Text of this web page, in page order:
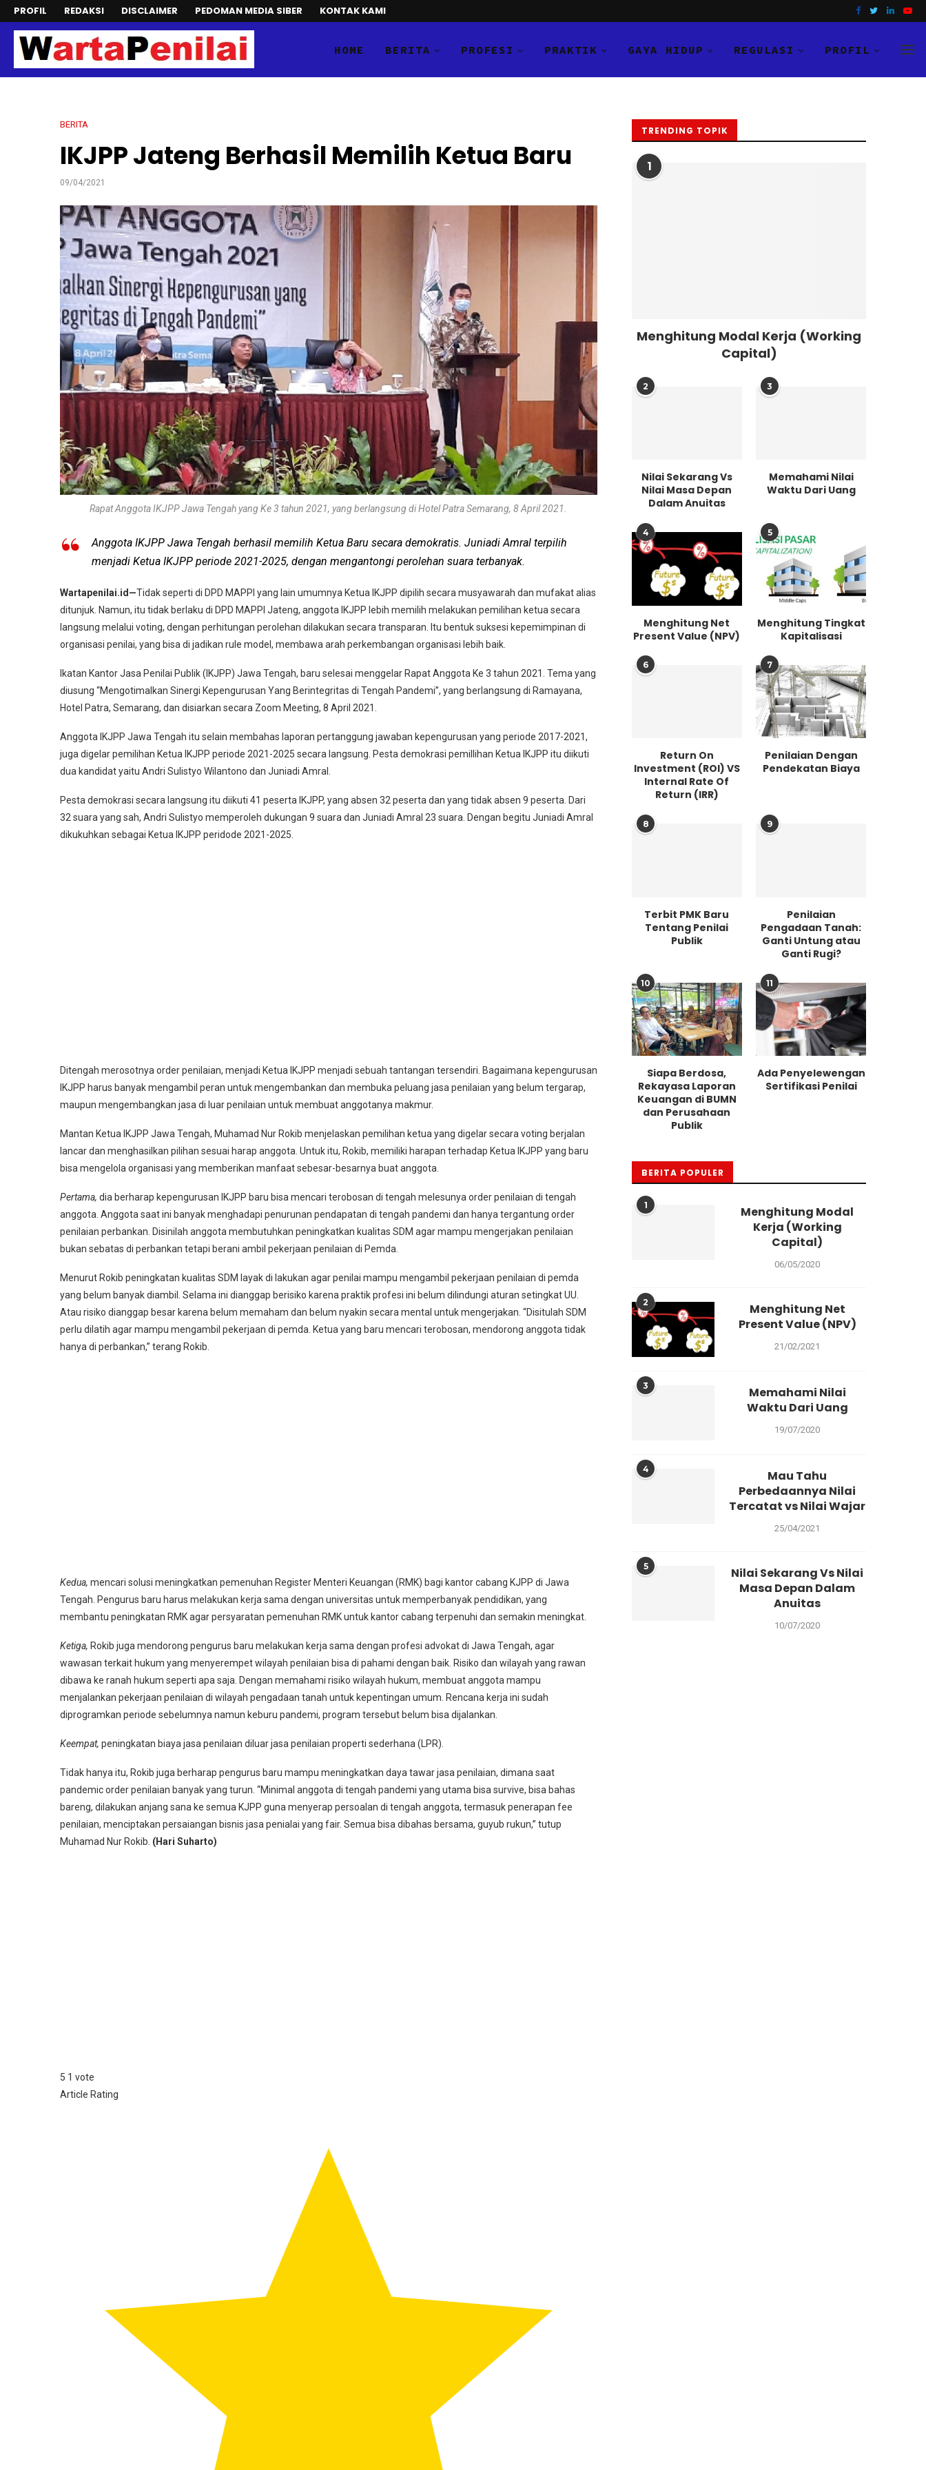
PROFIL REDAKSI DISCLAIMER PEDOMAN MEDIA SIBER KONTAK KAMI
HOME BERITA PROFESI PRAKTIK GAYA HIDUP REGULASI PROFIL
BERITA
IKJPP Jateng Berhasil Memilih Ketua Baru
09/04/2021
Rapat Anggota IKJPP Jawa Tengah yang Ke 3 tahun 2021, yang berlangsung di Hotel Patra Semarang, 8 April 2021.
Anggota IKJPP Jawa Tengah berhasil memilih Ketua Baru secara demokratis. Juniadi Amral terpilih
menjadi Ketua IKJPP periode 2021-2025, dengan mengantongi perolehan suara terbanyak.
Wartapenilai.id—Tidak seperti di DPD MAPPI yang lain umumnya Ketua IKJPP dipilih secara musyawarah dan mufakat alias
ditunjuk. Namun, itu tidak berlaku di DPD MAPPI Jateng, anggota IKJPP lebih memilih melakukan pemilihan ketua secara
langsung melalui voting, dengan perhitungan perolehan dilakukan secara transparan. Itu bentuk suksesi kepemimpinan di
organisasi penilai, yang bisa di jadikan rule model, membawa arah perkembangan organisasi lebih baik.
Ikatan Kantor Jasa Penilai Publik (IKJPP) Jawa Tengah, baru selesai menggelar Rapat Anggota Ke 3 tahun 2021. Tema yang
diusung “Mengotimalkan Sinergi Kepengurusan Yang Berintegritas di Tengah Pandemi”, yang berlangsung di Ramayana,
Hotel Patra, Semarang, dan disiarkan secara Zoom Meeting, 8 April 2021.
Anggota IKJPP Jawa Tengah itu selain membahas laporan pertanggung jawaban kepengurusan yang periode 2017-2021,
juga digelar pemilihan Ketua IKJPP periode 2021-2025 secara langsung. Pesta demokrasi pemillihan Ketua IKJPP itu diikuti
dua kandidat yaitu Andri Sulistyo Wilantono dan Juniadi Amral.
Pesta demokrasi secara langsung itu diikuti 41 peserta IKJPP, yang absen 32 peserta dan yang tidak absen 9 peserta. Dari
32 suara yang sah, Andri Sulistyo memperoleh dukungan 9 suara dan Juniadi Amral 23 suara. Dengan begitu Juniadi Amral
dikukuhkan sebagai Ketua IKJPP peridode 2021-2025.
Ditengah merosotnya order penilaian, menjadi Ketua IKJPP menjadi sebuah tantangan tersendiri. Bagaimana kepengurusan
IKJPP harus banyak mengambil peran untuk mengembankan dan membuka peluang jasa penilaian yang belum tergarap,
maupun mengembangkan jasa di luar penilaian untuk membuat anggotanya makmur.
Mantan Ketua IKJPP Jawa Tengah, Muhamad Nur Rokib menjelaskan pemilihan ketua yang digelar secara voting berjalan
lancar dan menghasilkan pilihan sesuai harap anggota. Untuk itu, Rokib, memiliki harapan terhadap Ketua IKJPP yang baru
bisa mengelola organisasi yang memberikan manfaat sebesar-besarnya buat anggota.
Pertama, dia berharap kepengurusan IKJPP baru bisa mencari terobosan di tengah melesunya order penilaian di tengah
anggota. Anggota saat ini banyak menghadapi penurunan pendapatan di tengah pandemi dan hanya tergantung order
penilaian perbankan. Disinilah anggota membutuhkan peningkatkan kualitas SDM agar mampu mengerjakan penilaian
bukan sebatas di perbankan tetapi berani ambil pekerjaan penilaian di Pemda.
Menurut Rokib peningkatan kualitas SDM layak di lakukan agar penilai mampu mengambil pekerjaan penilaian di pemda
yang belum banyak diambil. Selama ini dianggap berisiko karena praktik profesi ini belum dilindungi aturan setingkat UU.
Atau risiko dianggap besar karena belum memaham dan belum nyakin secara mental untuk mengerjakan. “Disitulah SDM
perlu dilatih agar mampu mengambil pekerjaan di pemda. Ketua yang baru mencari terobosan, mendorong anggota tidak
hanya di perbankan,” terang Rokib.
Kedua, mencari solusi meningkatkan pemenuhan Register Menteri Keuangan (RMK) bagi kantor cabang KJPP di Jawa
Tengah. Pengurus baru harus melakukan kerja sama dengan universitas untuk memperbanyak pendidikan, yang
membantu peningkatan RMK agar persyaratan pemenuhan RMK untuk kantor cabang terpenuhi dan semakin meningkat.
Ketiga, Rokib juga mendorong pengurus baru melakukan kerja sama dengan profesi advokat di Jawa Tengah, agar
wawasan terkait hukum yang menyerempet wilayah penilaian bisa di pahami dengan baik. Risiko dan wilayah yang rawan
dibawa ke ranah hukum seperti apa saja. Dengan memahami risiko wilayah hukum, membuat anggota mampu
menjalankan pekerjaan penilaian di wilayah pengadaan tanah untuk kepentingan umum. Rencana kerja ini sudah
diprogramkan periode sebelumnya namun keburu pandemi, program tersebut belum bisa dijalankan.
Keempat, peningkatan biaya jasa penilaian diluar jasa penilaian properti sederhana (LPR).
Tidak hanya itu, Rokib juga berharap pengurus baru mampu meningkatkan daya tawar jasa penilaian, dimana saat
pandemic order penilaian banyak yang turun. “Minimal anggota di tengah pandemi yang utama bisa survive, bisa bahas
bareng, dilakukan anjang sana ke semua KJPP guna menyerap persoalan di tengah anggota, termasuk penerapan fee
penilaian, menciptakan persaiangan bisnis jasa penialai yang fair. Semua bisa dibahas bersama, guyub rukun,” tutup
Muhamad Nur Rokib. (Hari Suharto)
5 1 vote
Article Rating
TRENDING TOPIK
1
Menghitung Modal Kerja (Working
Capital)
2
Nilai Sekarang Vs
Nilai Masa Depan
Dalam Anuitas
3
Memahami Nilai
Waktu Dari Uang
4
Menghitung Net
Present Value (NPV)
5
Menghitung Tingkat
Kapitalisasi
6
Return On
Investment (ROI) VS
Internal Rate Of
Return (IRR)
7
Penilaian Dengan
Pendekatan Biaya
8
Terbit PMK Baru
Tentang Penilai
Publik
9
Penilaian
Pengadaan Tanah:
Ganti Untung atau
Ganti Rugi?
10
Siapa Berdosa,
Rekayasa Laporan
Keuangan di BUMN
dan Perusahaan
Publik
11
Ada Penyelewengan
Sertifikasi Penilai
BERITA POPULER
1
Menghitung Modal
Kerja (Working
Capital)
06/05/2020
2
Menghitung Net
Present Value (NPV)
21/02/2021
3
Memahami Nilai
Waktu Dari Uang
19/07/2020
4
Mau Tahu
Perbedaannya Nilai
Tercatat vs Nilai Wajar
25/04/2021
5
Nilai Sekarang Vs Nilai
Masa Depan Dalam
Anuitas
10/07/2020